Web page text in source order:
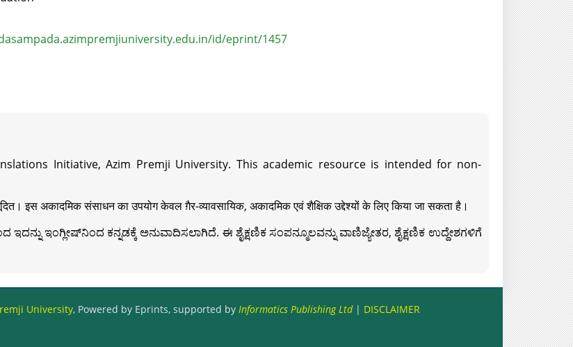
id/eprint/1457
Initiative, Azim Premji University. This academic resource is intended for non-
इस अकादमिक संसाधन का उपयोग केवल ग़ैर-व्यावसायिक, अकादमिक एवं शैक्षिक उद्देश्यों के लिए किया जा सकता है।
ಇಂಗ್ಲೀಷ್‍ನಿಂದ ಕನ್ನಡಕ್ಕೆ ಅನುವಾದಿಸಲಾಗಿದೆ. ಈ ಶೈಕ್ಷಣಿಕ ಸಂಪನ್ಮೂಲವನ್ನು ವಾಣಿಜ್ಯೇತರ, ಶೈಕ್ಷಣಿಕ ಉದ್ದೇಶಗಳಿಗೆ
University, Powered by Eprints, supported by Informatics Publishing Ltd| DISCLAIMER